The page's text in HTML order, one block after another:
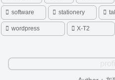
software stationery
wordpress X-T2